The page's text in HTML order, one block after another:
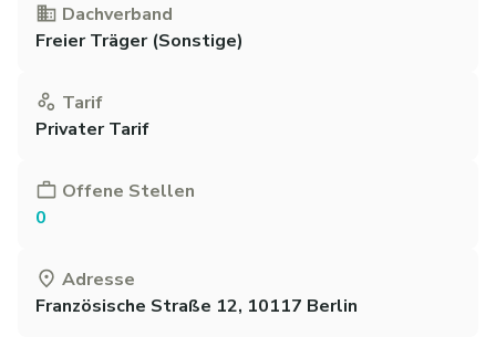
Dachverband
Freier Träger (Sonstige)
Tarif
Privater Tarif
Offene Stellen
0
Adresse
Französische Straße 12, 10117 Berlin